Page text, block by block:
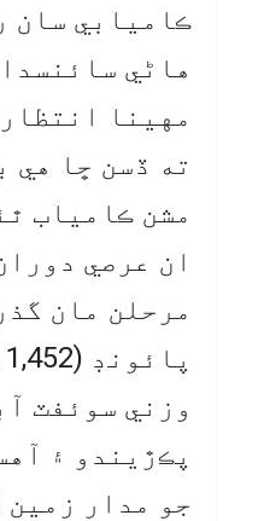
ڪاميابي سان
هاڻي
مهينا
ته ڏسن ڇا هي
مشن ڪامياب
وزني سوئفٽ
پڪڙيندو ۽